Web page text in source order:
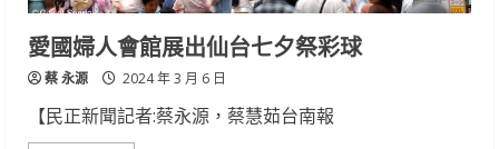
愛國婦人會館展出仙台七夕祭彩球
蔡 永源 2024 年 3 月 6 日
【民正新聞記者:蔡永源，蔡慧茹台南報